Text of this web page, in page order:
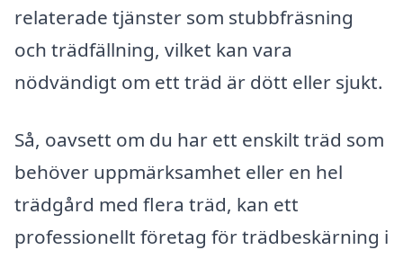
relaterade tjänster som stubbfräsning
och trädfällning, vilket kan vara
nödvändigt om ett träd är dött eller sjukt.
Så, oavsett om du har ett enskilt träd som
behöver uppmärksamhet eller en hel
trädgård med flera träd, kan ett
professionellt företag för trädbeskärning i